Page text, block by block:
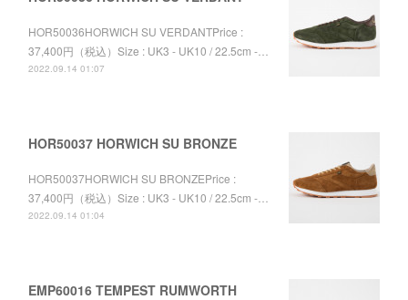
HOR50036HORWICH SU VERDANTPrice :
37,400円（税込）Size : UK3 - UK10 / 22.5cm -…
2022.09.14 01:07
HOR50037 HORWICH SU BRONZE
HOR50037HORWICH SU BRONZEPrice :
37,400円（税込）Size : UK3 - UK10 / 22.5cm -…
2022.09.14 01:04
EMP60016 TEMPEST RUMWORTH